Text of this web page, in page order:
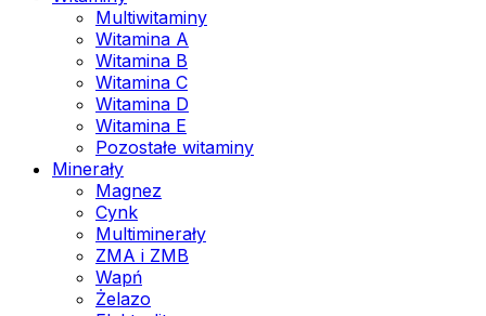
Multiwitaminy
Witamina A
Witamina B
Witamina C
Witamina D
Witamina E
Pozostałe witaminy
Minerały
Magnez
Cynk
Multiminerały
ZMA i ZMB
Wapń
Żelazo